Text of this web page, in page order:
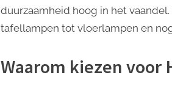
duurzaamheid hoog in het
tafellampen tot vloerlampen en
Waarom kiezen voor